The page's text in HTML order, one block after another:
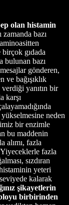
olan histamin
bazı
gıdada
bulunan bazı
gönderen,
ve bağışıklık
yanıtın bir
karşı
neden
bir enzimle
bu maddenin
alımı, fazla
Yiyeceklerle fazla
sızdıran
yeteri
seviyede kalarak
şikayetlerin
birbirinden